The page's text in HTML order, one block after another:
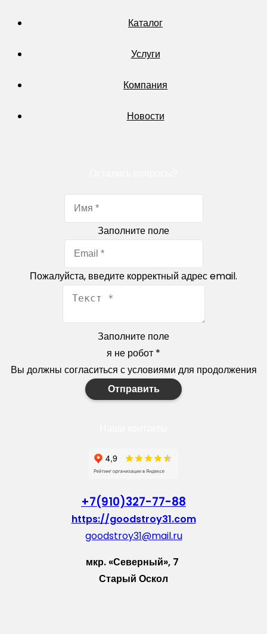
Каталог
Услуги
Компания
Новости
Заполните поле
Пожалуйста, введите корректный адрес email.
Заполните поле
я не робот *
Вы должны согласиться с условиями для продолжения
Отправить
+7(910)327-77-88
https://goodstroy31.com
goodstroy31@mail.ru
мкр. «Северный», 7
Старый Оскол